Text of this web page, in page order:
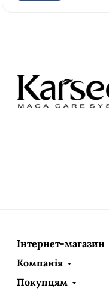
Інтернет-магазин
Компанія
Покупцям